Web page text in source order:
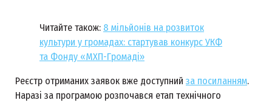
Читайте також: 8 мільйонів на розвиток
культури у громадах: стартував конкурс УКФ
та Фонду «МХП-Громаді»
Реєстр отриманих заявок вже доступний за посиланням.
Наразі за програмою розпочався етап технічного